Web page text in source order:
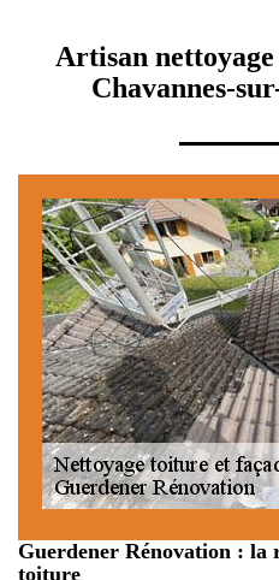
Artisan
Chavannes-
Guerdener Rénovation : la
toiture